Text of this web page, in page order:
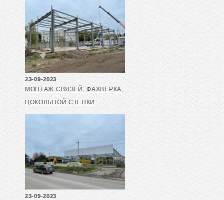
23-09-2023
МОНТАЖ СВЯЗЕЙ, ФАХВЕРКА,
ЦОКОЛЬНОЙ СТЕНКИ
23-09-2023